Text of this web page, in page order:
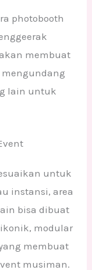
photobooth
membuat
lain untuk
untuk
instansi, area
bisa dibuat
modular
membuat
musiman.